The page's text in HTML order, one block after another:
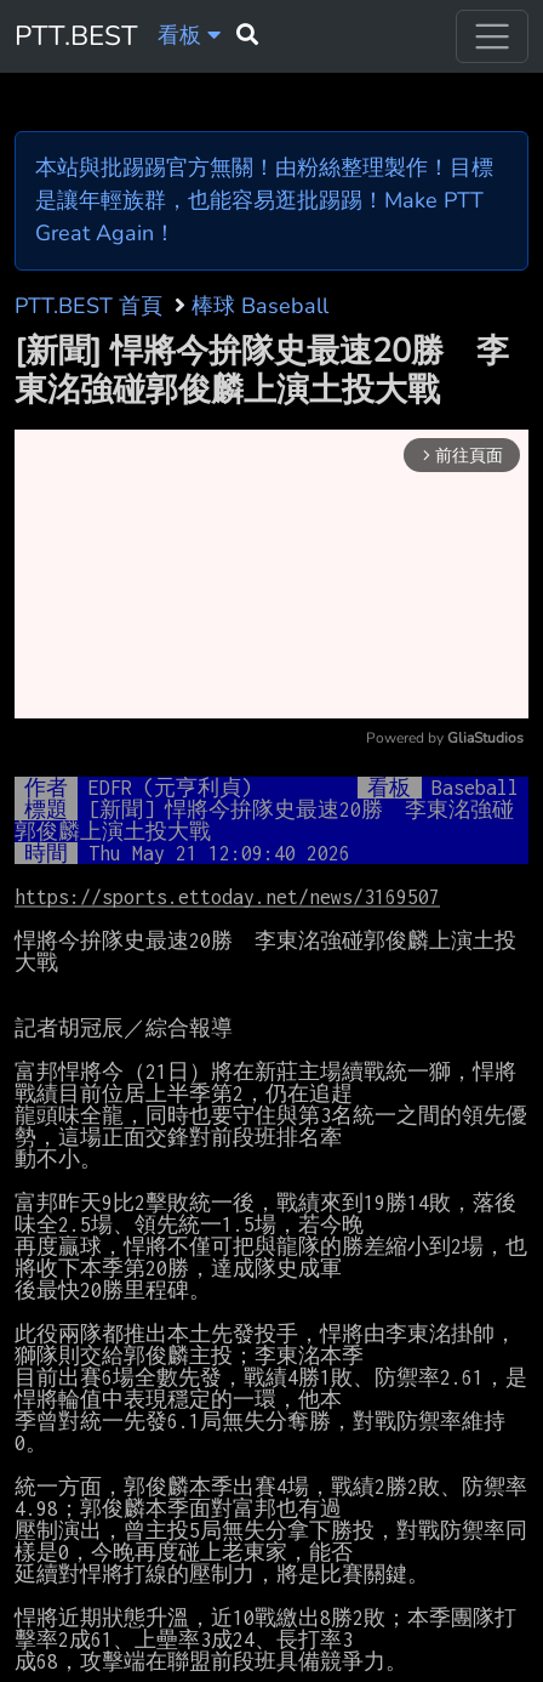
PTT.BEST 看板
本站與批踢踢官方無關！由粉絲整理製作！目標
是讓年輕族群，也能容易逛批踢踢！Make PTT
Great Again！
PTT.BEST 首頁 棒球 Baseball
[新聞] 悍將今拚隊史最速20勝 李
東洺強碰郭俊麟上演土投大戰
arrow_forward_ios 前往頁面
Mute
Powered by GliaStudios
作者 EDFR (元亨利貞) 看板
Baseball
標題
[新聞] 悍將今拚隊史最速20勝　李東洺強碰
郭俊麟上演土投大戰
時間
Thu May 21 12:09:40 2026
https://sports.ettoday.net/news/3169507
悍將今拚隊史最速20勝　李東洺強碰郭俊麟上演土投
大戰
記者胡冠辰／綜合報導
富邦悍將今（21日）將在新莊主場續戰統一獅，悍將
戰績目前位居上半季第2，仍在追趕
龍頭味全龍，同時也要守住與第3名統一之間的領先優
勢，這場正面交鋒對前段班排名牽
動不小。
富邦昨天9比2擊敗統一後，戰績來到19勝14敗，落後
味全2.5場、領先統一1.5場，若今晚
再度贏球，悍將不僅可把與龍隊的勝差縮小到2場，也
將收下本季第20勝，達成隊史成軍
後最快20勝里程碑。
此役兩隊都推出本土先發投手，悍將由李東洺掛帥，
獅隊則交給郭俊麟主投；李東洺本季
目前出賽6場全數先發，戰績4勝1敗、防禦率2.61，是
悍將輪值中表現穩定的一環，他本
季曾對統一先發6.1局無失分奪勝，對戰防禦率維持
0。
統一方面，郭俊麟本季出賽4場，戰績2勝2敗、防禦率
4.98；郭俊麟本季面對富邦也有過
壓制演出，曾主投5局無失分拿下勝投，對戰防禦率同
樣是0，今晚再度碰上老東家，能否
延續對悍將打線的壓制力，將是比賽關鍵。
悍將近期狀態升溫，近10戰繳出8勝2敗；本季團隊打
擊率2成61、上壘率3成24、長打率3
成68，攻擊端在聯盟前段班具備競爭力。